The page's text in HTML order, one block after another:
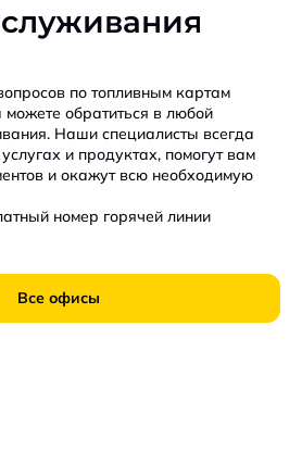
по топливным картам
можете обратиться в любой
Наши специалисты всегда
и продуктах, помогут вам
и окажут всю необходимую
номер горячей линии
Все офисы